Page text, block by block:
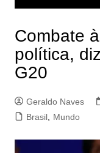
Combate
política,
G20
Geraldo Naves
Brasil, Mundo